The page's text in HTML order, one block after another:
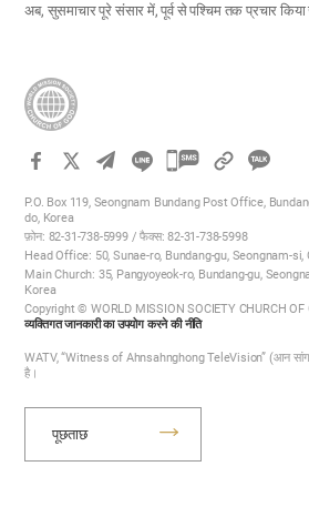
अब, सुसमाचार पूरे संसार में, पूर्व से पश्चिम तक प्रचार
카
오
톡
공
하
기
P.O. Box 119, Seongnam Bundang Post Office,
do, Korea
फ़ोन: 82-31-738-5999 / फैक्स: 82-31-738-5998
Head Office: 50, Sunae-ro, Bundang-gu, Seongnam-si,
Main Church: 35, Pangyoyeok-ro, Bundang-gu,
Korea
Copyright © WORLD MISSION SOCIETY CHURCH
व्यक्तिगत जानकारी का उपयोग करने की नीति
WATV, “Witness of Ahnsahnghong TeleVision” (आन सांग
है।
पूछताछ